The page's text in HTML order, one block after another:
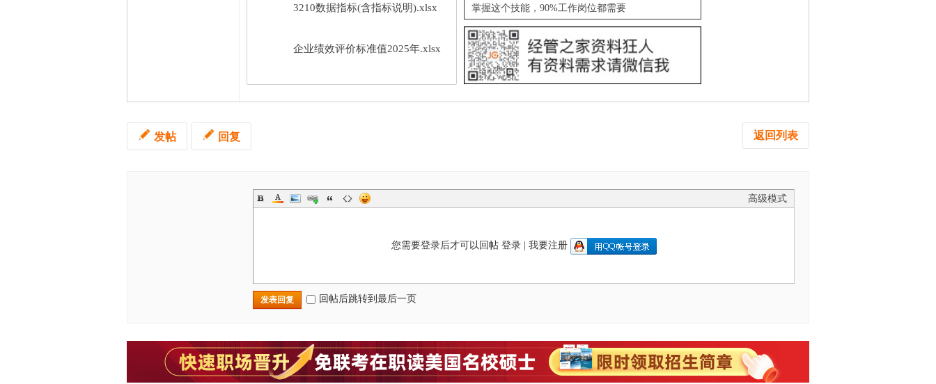
3210数据指标(含指标说明).xlsx
企业绩效评价标准值2025年.xlsx
掌握这个技能，90%工作岗位都需要
返回列表
发帖 回复
高级模式
您需要登录后才可以回帖 登录| 我要注册
发表回复 回帖后跳转到最后一页